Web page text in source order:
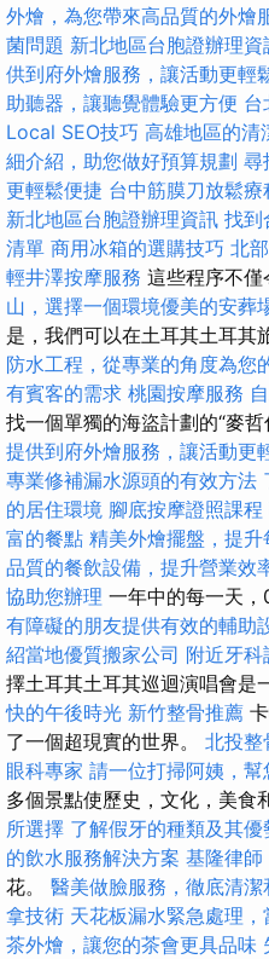
外燴，為您帶來高品質的外燴
菌問題 新北地區台胞證辦理資
供到府外燴服務，讓活動更輕
助聽器，讓聽覺體驗更方便 台
Local SEO技巧 高雄地區的清
細介紹，助您做好預算規劃 尋
更輕鬆便捷 台中筋膜刀放鬆療
新北地區台胞證辦理資訊 找到
清單 商用冰箱的選購技巧 北
輕井澤按摩服務 這些程序不僅
山，選擇一個環境優美的安葬
是，我們可以在土耳其土耳其
防水工程，從專業的角度為您
有賓客的需求 桃園按摩服務
找一個單獨的海盜計劃的“麥哲
提供到府外燴服務，讓活動更
專業修補漏水源頭的有效方法
的居住環境 腳底按摩證照課程
富的餐點 精美外燴擺盤，提
品質的餐飲設備，提升營業效
協助您辦理 一年中的每一天
有障礙的朋友提供有效的輔助
紹當地優質搬家公司 附近牙
擇土耳其土耳其巡迴演唱會是
快的午後時光 新竹整骨推薦
了一個超現實的世界。 北投整
眼科專家 請一位打掃阿姨，
多個景點使歷史，文化，美食
所選擇 了解假牙的種類及其優
的飲水服務解決方案 基隆律師
花。 醫美做臉服務，徹底清
拿技術 天花板漏水緊急處理
茶外燴，讓您的茶會更具品味